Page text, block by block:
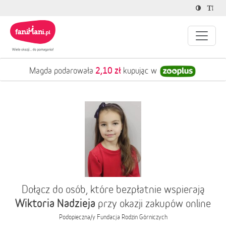
Magda podarowała 2,10 zł kupując w
Dołącz do osób, które bezpłatnie wspierają
Wiktoria Nadzieja przy okazji zakupów online
Podopieczna/y Fundacja Rodzin Górniczych